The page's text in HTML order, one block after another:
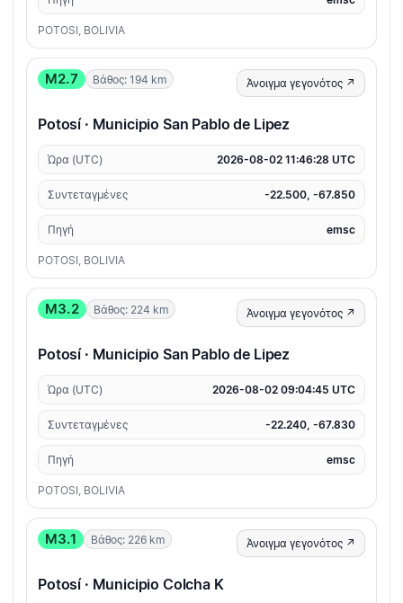
POTOSI, BOLIVIA
M2.7 Βάθος: 194 km Άνοιγμα γεγονότος ↗
Potosí · Municipio San Pablo de Lipez
Ώρα (UTC) 2026-08-02 11:46:28 UTC
Συντεταγμένες -22.500, -67.850
Πηγή emsc
POTOSI, BOLIVIA
M3.2 Βάθος: 224 km Άνοιγμα γεγονότος ↗
Potosí · Municipio San Pablo de Lipez
Ώρα (UTC) 2026-08-02 09:04:45 UTC
Συντεταγμένες -22.240, -67.830
Πηγή emsc
POTOSI, BOLIVIA
M3.1 Βάθος: 226 km Άνοιγμα γεγονότος ↗
Potosí · Municipio Colcha K